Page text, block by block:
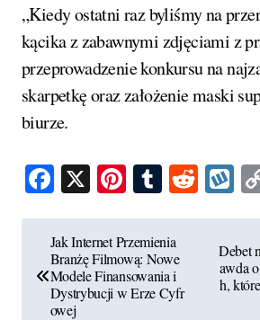
„Kiedy ostatni raz byliśmy na
kącika z zabawnymi zdjęciami z
przeprowadzenie konkursu na
skarpetkę oraz założenie maski
biurze.
Facebook
X Pinterest
Tumblr
a
Jak Internet Przemienia
Branżę Filmową: Nowe
Modele Finansowania i
Dystrybucji w Erze Cyfr
owej
Debet
awda
h,